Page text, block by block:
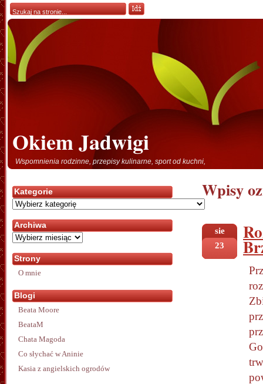
Okiem Jadwigi
Wspomnienia rodzinne, przepisy kulinarne, sport od kuchni,
Wpisy
sie
23
Kategorie
Kategorie
Archiwa
Archiwa
Strony
O mnie
Blogi
Beata Moore
BeataM
Chata Magoda
Co słychać w Aninie
Kasia z angielskich ogrodów